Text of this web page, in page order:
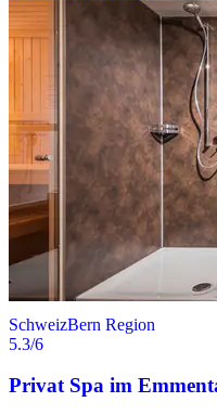
SchweizBern Region
5.3/6
Privat Spa im